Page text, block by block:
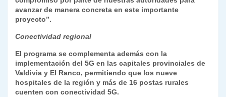
avanzar de manera concreta en este importante
proyecto”.
Conectividad regional
El programa se complementa además con la
implementación del 5G en las capitales provinciales de
Valdivia y El Ranco, permitiendo que los nueve
hospitales de la región y más de 16 postas rurales
cuenten con conectividad 5G.